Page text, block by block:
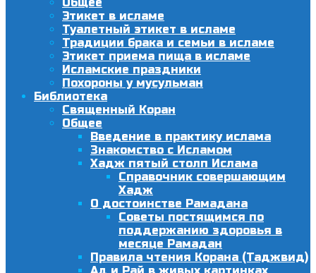
Этикет в исламе
Туалетный этикет в исламе
Традиции брака и семьи в исламе
Этикет приема пища в исламе
Исламские праздники
Похороны у мусульман
Библиотека
Священный Коран
Общее
Введение в практику ислама
Знакомство с Исламом
Хадж пятый столп Ислама
Справочник совершающим
Хадж
О достоинстве Рамадана
Советы постящимся по
поддержанию здоровья в
месяце Рамадан
Правила чтения Корана (Таджвид)